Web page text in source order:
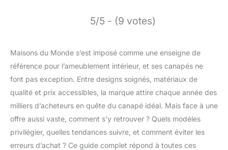
5/5 - (9 votes)
Maisons du Monde s’est imposé comme une enseigne de
référence pour l’ameublement intérieur, et ses canapés ne
font pas exception. Entre designs soignés, matériaux de
qualité et prix accessibles, la marque attire chaque année des
milliers d’acheteurs en quête du canapé idéal. Mais face à une
offre aussi vaste, comment s’y retrouver ? Quels modèles
privilégier, quelles tendances suivre, et comment éviter les
erreurs d’achat ? Ce guide complet répond à toutes ces